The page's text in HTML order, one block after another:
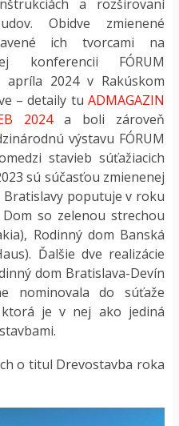
a rozširovaní
Obidve zmienené
ich tvorcami na
konferencii FÓRUM
apríla 2024 v Rakúskom
– detaily tu ADMAGAZIN
2024a boli zároveň
výstavu FÓRUM
stavieb súťažiacich
sú súčasťou zmienenej
poputuje v roku
so zelenou strechou
Rodinný dom Banská
Ďalšie dve realizácie
dom Bratislava-Devín
nominovala do súťaže
je v nej ako jediná
o titul Drevostavba roka